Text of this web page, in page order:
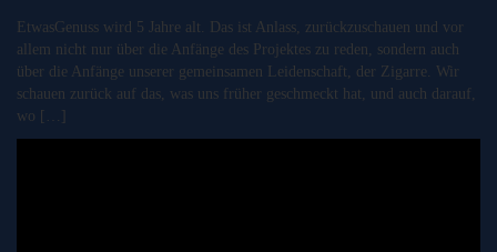
EtwasGenuss wird 5 Jahre alt. Das ist Anlass, zurückzuschauen und vor
allem nicht nur über die Anfänge des Projektes zu reden, sondern auch
über die Anfänge unserer gemeinsamen Leidenschaft, der Zigarre. Wir
schauen zurück auf das, was uns früher geschmeckt hat, und auch darauf,
wo […]